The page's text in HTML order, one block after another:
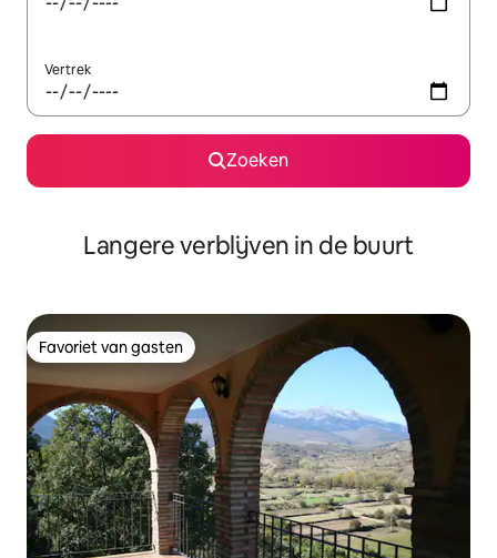
Vertrek
Zoeken
Langere verblijven in de buurt
Favoriet van gasten
Favoriet van gasten